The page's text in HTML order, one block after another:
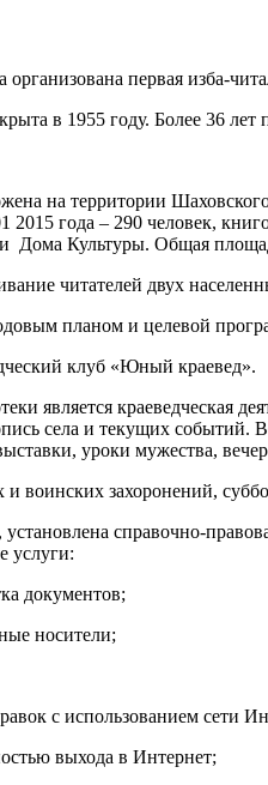
организована первая
в 1955 году. Более 36
на территории
года – 290 человек,
Дома Культуры. Общая
читателей двух
планом и целевой
клуб «Юный краевед».
является краеведческая
села и текущих
уроки мужества,
воинских захоронений,
справочно-
услуги:
документов;
носители;
с использованием сети
выхода в Интернет;